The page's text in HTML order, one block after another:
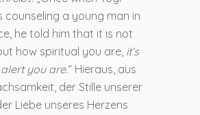
counseling a young man in
he told him that it is not
how spiritual you are, it’s
you are.“ Hieraus, aus
der Stille unserer
Liebe unseres Herzens